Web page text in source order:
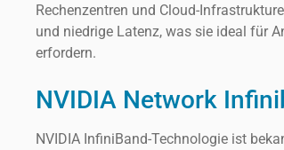
Rechenzentren und Cloud-
und niedrige Latenz, was sie ideal für
erfordern.
NVIDIA Network
NVIDIA InfiniBand-Technologie ist